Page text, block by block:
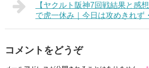
【ヤクルト阪神7回戦結果と感
で虎一休み｜今日は攻めきれず
コメントをどうぞ